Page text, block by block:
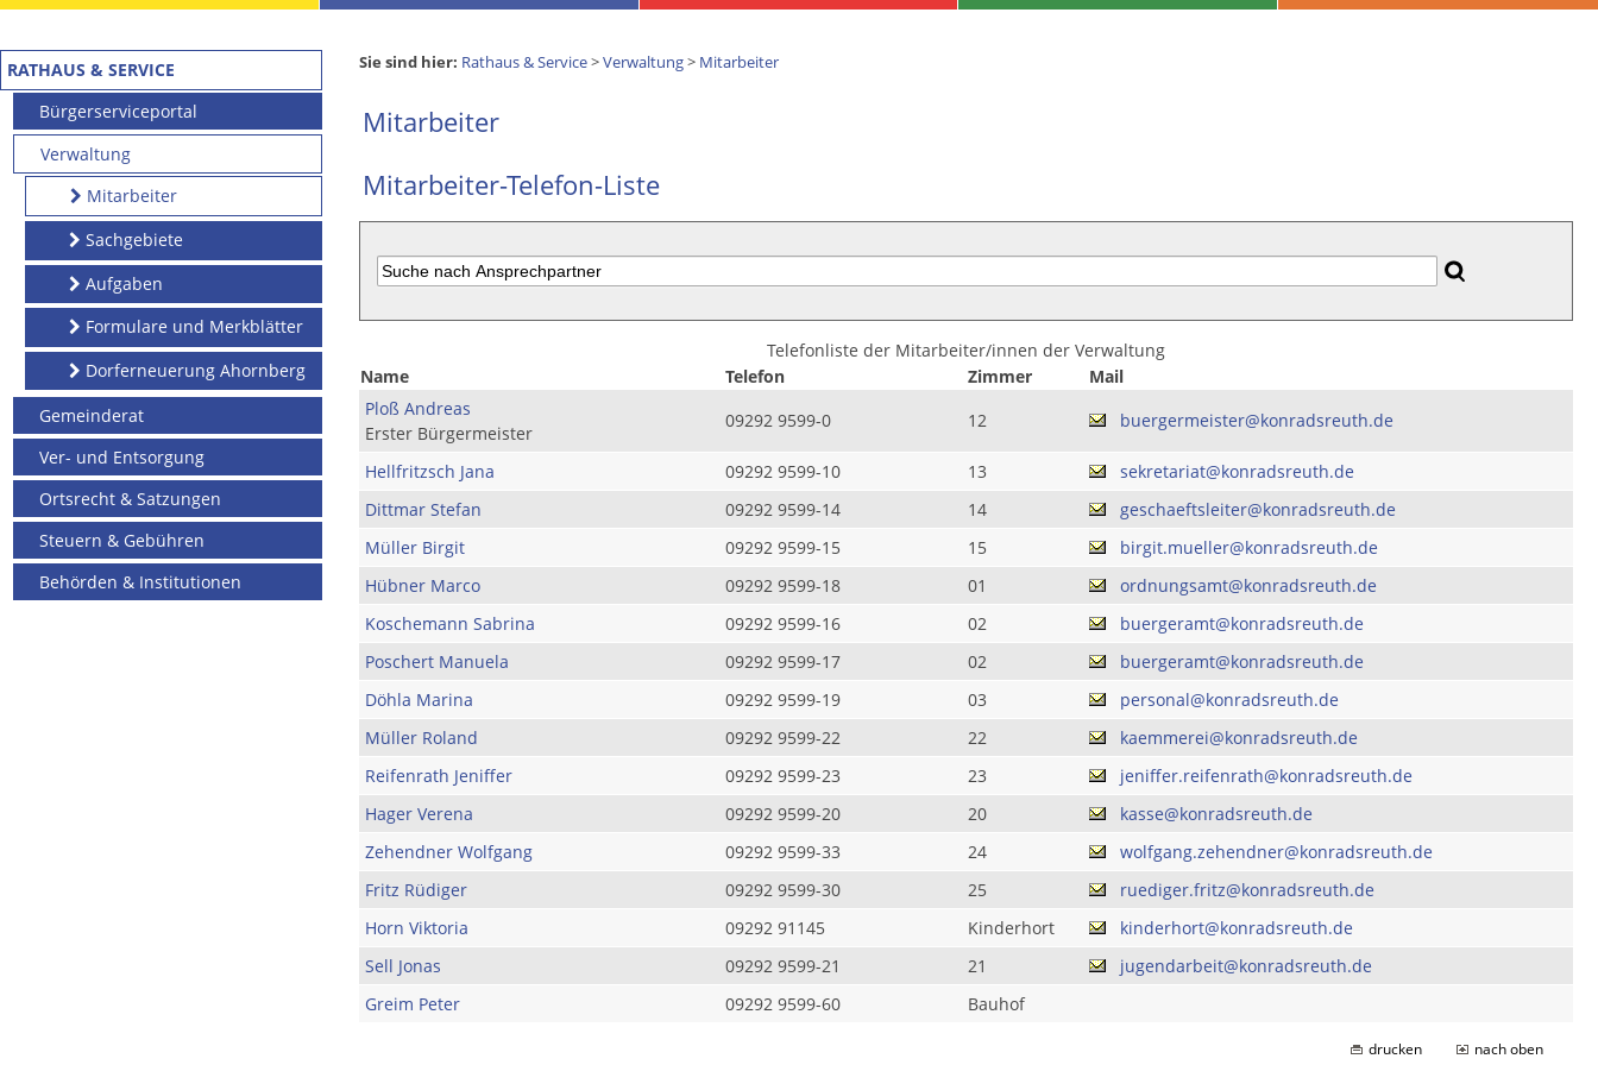
RATHAUS & SERVICE
Bürgerserviceportal
Verwaltung
Mitarbeiter
Sachgebiete
Aufgaben
Formulare und Merkblätter
Dorferneuerung Ahornberg
Gemeinderat
Ver- und Entsorgung
Ortsrecht & Satzungen
Steuern & Gebühren
Behörden & Institutionen
Sie sind hier: Rathaus & Service>Verwaltung> Mitarbeiter
Mitarbeiter
Mitarbeiter-Telefon-Liste
Telefonliste der Mitarbeiter/innen der Verwaltung
Name
Telefon Zimmer
Mail
Ploß Andreas
Erster Bürgermeister
09292 9599-0 12 buergermeister@konradsreuth.de
Hellfritzsch Jana 09292 9599-10 13
sekretariat@konradsreuth.de
Dittmar Stefan
09292 9599-14 14
geschaeftsleiter@konradsreuth.de
Müller Birgit
09292 9599-15 15
birgit.mueller@konradsreuth.de
Hübner Marco
09292 9599-18 01
ordnungsamt@konradsreuth.de
Koschemann Sabrina
09292 9599-16 02
buergeramt@konradsreuth.de
Poschert Manuela
09292 9599-17 02
buergeramt@konradsreuth.de
Döhla Marina
09292 9599-19 03
personal@konradsreuth.de
Müller Roland
09292 9599-22 22
kaemmerei@konradsreuth.de
Reifenrath Jeniffer
09292 9599-23 23
jeniffer.reifenrath@konradsreuth.de
Hager Verena
09292 9599-20 20
kasse@konradsreuth.de
Zehendner Wolfgang
09292 9599-33 24
wolfgang.zehendner@konradsreuth.de
Fritz Rüdiger
09292 9599-30 25
ruediger.fritz@konradsreuth.de
Horn Viktoria
09292 91145 Kinderhort
kinderhort@konradsreuth.de
Sell Jonas
09292 9599-21 21
jugendarbeit@konradsreuth.de
Greim Peter
09292 9599-60 Bauhof
drucken nach oben